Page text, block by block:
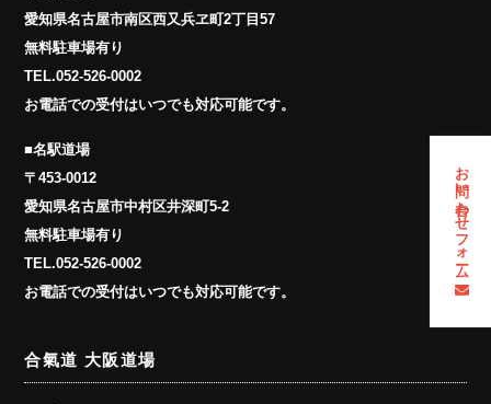
お問い合わせフォーム
愛知県名古屋市南区西又兵ヱ町2丁目57
無料駐車場有り
TEL.052-526-0002
お電話での受付はいつでも対応可能です。
■名駅道場
〒453-0012
愛知県名古屋市中村区井深町5-2
無料駐車場有り
TEL.052-526-0002
お電話での受付はいつでも対応可能です。
合氣道 大阪道場